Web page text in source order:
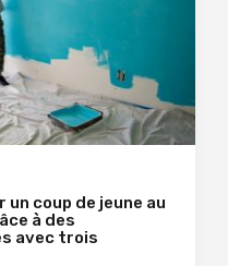
coup de jeune au
à des
avec trois